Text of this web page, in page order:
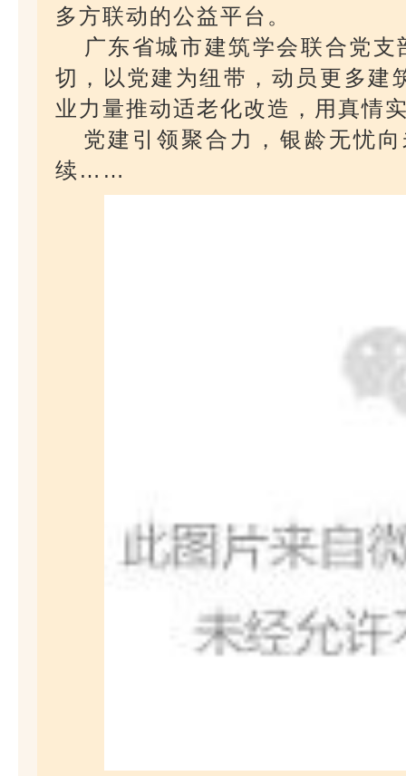
多方联动的公益平台。
广东省城市建筑学会联合党
切，以党建为纽带，动员更多建
业力量推动适老化改造，用真情
党建引领聚合力，银龄无忧
续……